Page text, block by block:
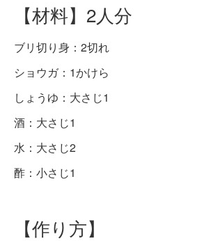
【材料】2人分
ブリ切り身：2切れ
ショウガ：1かけら
しょうゆ：大さじ1
酒：大さじ1
水：大さじ2
酢：小さじ1
【作り方】